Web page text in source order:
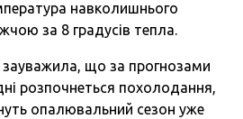
навколишнього
за 8 градусів тепла.
що за прогнозами
розпочнеться похолодання,
опалювальний сезон уже